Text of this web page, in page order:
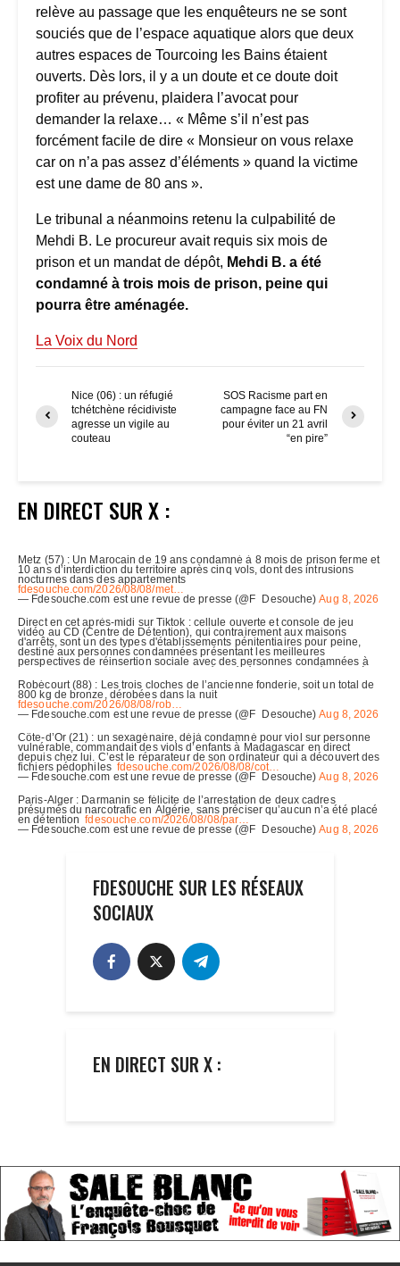
relève au passage que les enquêteurs ne se sont
souciés que de l’espace aquatique alors que deux
autres espaces de Tourcoing les Bains étaient
ouverts. Dès lors, il y a un doute et ce doute doit
profiter au prévenu, plaidera l’avocat pour
demander la relaxe… « Même s’il n’est pas
forcément facile de dire « Monsieur on vous relaxe
car on n’a pas assez d’éléments » quand la victime
est une dame de 80 ans ».
Le tribunal a néanmoins retenu la culpabilité de
Mehdi B. Le procureur avait requis six mois de
prison et un mandat de dépôt, Mehdi B. a été
condamné à trois mois de prison, peine qui
pourra être aménagée.
La Voix du Nord
Nice (06) : un réfugié
tchétchène récidiviste
agresse un vigile au
couteau
SOS Racisme part en
campagne face au FN
pour éviter un 21 avril
“en pire”
EN DIRECT SUR X :
FDESOUCHE SUR LES RÉSEAUX
SOCIAUX
EN DIRECT SUR X :